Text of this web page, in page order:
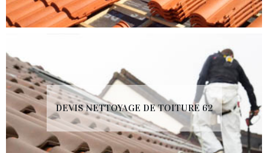
DEVIS NETTOYAGE DE TOITURE 62